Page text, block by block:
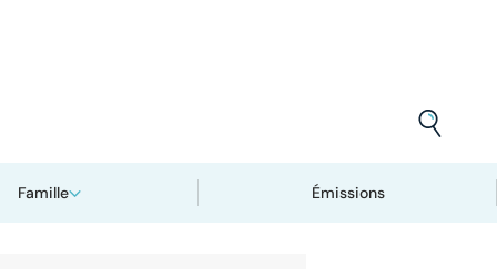
Famille Émissions